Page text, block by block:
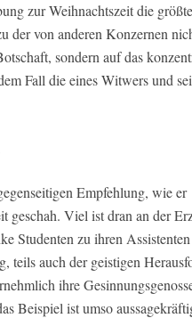
zur Weihnachtszeit die größte
der von anderen Konzernen
sondern auf das
Fall die eines Witwers und
Empfehlung, wie er
geschah. Viel ist dran an der
Studenten zu ihren
teils auch der geistigen
ihre
Beispiel ist umso